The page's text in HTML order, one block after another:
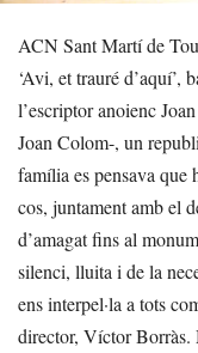
ACN Sant Martí de
‘Avi, et trauré d’aquí’,
l’escriptor anoienc
Joan Colom-, un
família es pensava que
cos, juntament amb el
d’amagat fins al
silenci, lluita i de la
ens interpel·la a tots
director, Víctor